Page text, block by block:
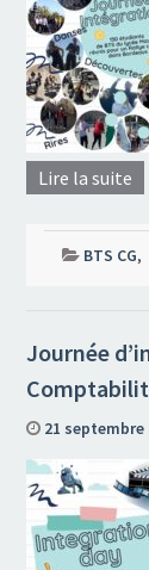
Lire la suite
BTS CG,
Journée
21 septembre